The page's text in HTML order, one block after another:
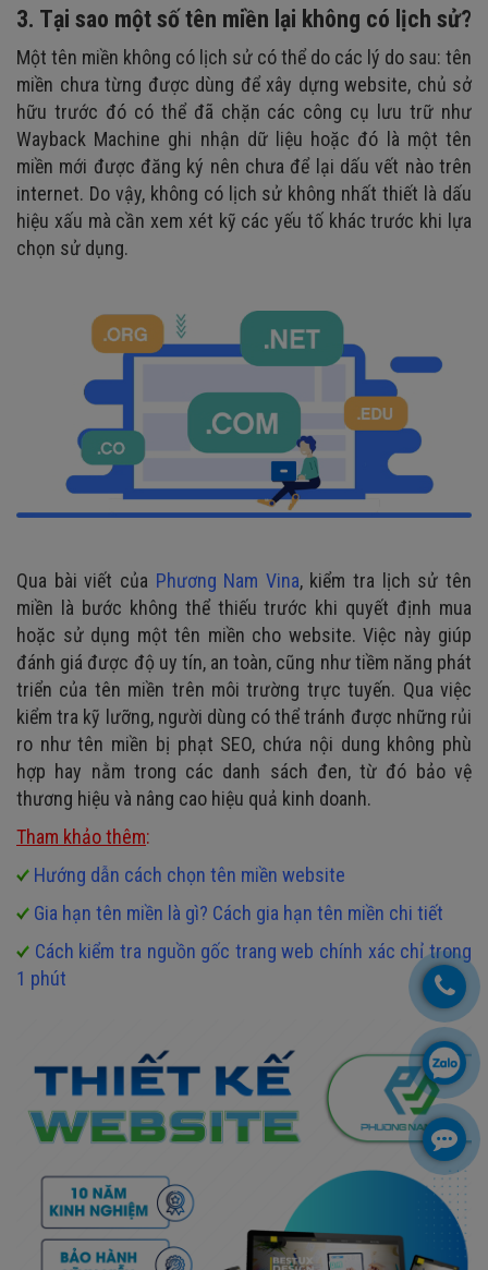
3. Tại sao một số tên miền lại không có lịch sử?
Một tên miền không có lịch sử có thể do các lý do sau: tên
miền chưa từng được dùng để xây dựng website, chủ sở
hữu trước đó có thể đã chặn các công cụ lưu trữ như
Wayback Machine ghi nhận dữ liệu hoặc đó là một tên
miền mới được đăng ký nên chưa để lại dấu vết nào trên
internet. Do vậy, không có lịch sử không nhất thiết là dấu
hiệu xấu mà cần xem xét kỹ các yếu tố khác trước khi lựa
chọn sử dụng.
Qua bài viết của Phương Nam Vina, kiểm tra lịch sử tên
miền là bước không thể thiếu trước khi quyết định mua
hoặc sử dụng một tên miền cho website. Việc này giúp
đánh giá được độ uy tín, an toàn, cũng như tiềm năng phát
triển của tên miền trên môi trường trực tuyến. Qua việc
kiểm tra kỹ lưỡng, người dùng có thể tránh được những rủi
ro như tên miền bị phạt SEO, chứa nội dung không phù
hợp hay nằm trong các danh sách đen, từ đó bảo vệ
thương hiệu và nâng cao hiệu quả kinh doanh.
Tham khảo thêm:
Hướng dẫn cách chọn tên miền website
Gia hạn tên miền là gì? Cách gia hạn tên miền chi tiết
Cách kiểm tra nguồn gốc trang web chính xác chỉ trong
1 phút